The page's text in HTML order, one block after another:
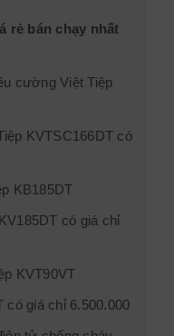
rẻ bán chạy nhất
cường Việt Tiệp
KVTSC166DT có
KB185DT
có giá chỉ
KVT90VT
có giá chỉ 6.500.000